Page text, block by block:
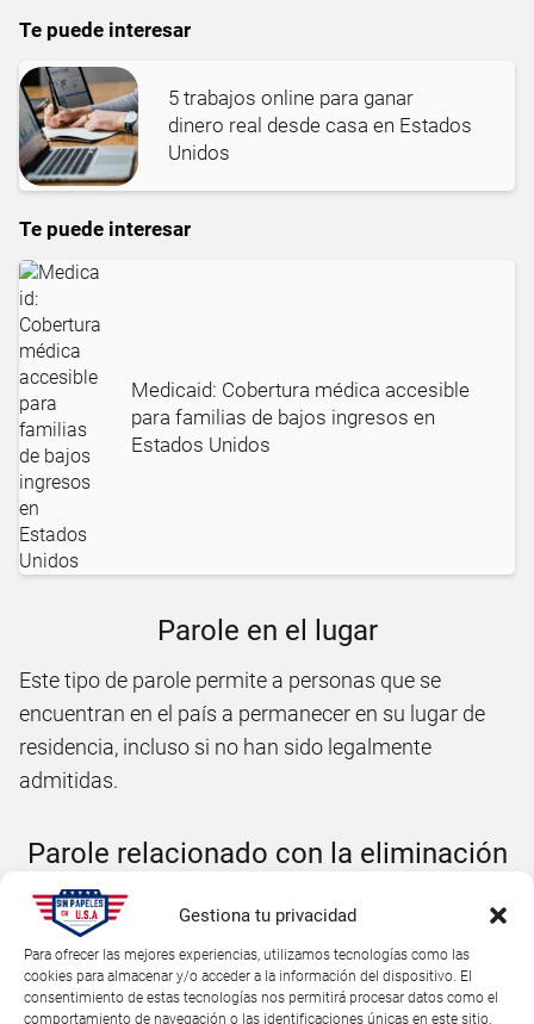
Gestiona tu privacidad
Para ofrecer las mejores experiencias, utilizamos tecnologías como las
cookies para almacenar y/o acceder a la información del dispositivo. El
consentimiento de estas tecnologías nos permitirá procesar datos como el
comportamiento de navegación o las identificaciones únicas en este sitio.
Te puede interesar
5 trabajos online para ganar
dinero real desde casa en Estados
Unidos
Te puede interesar
Medicaid: Cobertura médica accesible
para familias de bajos ingresos en
Estados Unidos
Parole en el lugar
Este tipo de parole permite a personas que se
encuentran en el país a permanecer en su lugar de
residencia, incluso si no han sido legalmente
admitidas.
Parole relacionado con la eliminación
Se aplica a extranjeros con órdenes de deportación o
que están en proceso de ser deportados.
Parole especial